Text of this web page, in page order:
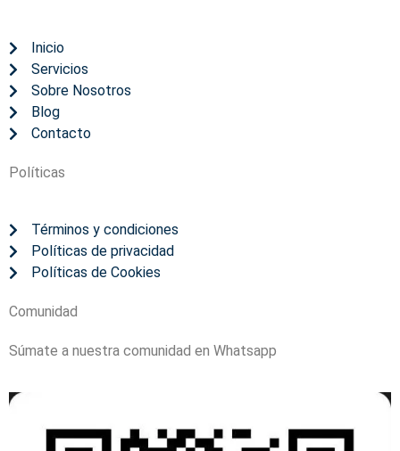
Inicio
Servicios
Sobre Nosotros
Blog
Contacto
Políticas
Términos y condiciones
Políticas de privacidad
Políticas de Cookies
Comunidad
Súmate a nuestra comunidad en Whatsapp